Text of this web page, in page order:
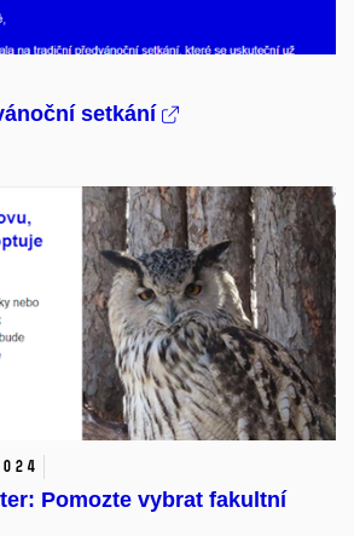
setkání
Pomozte vybrat fakultní